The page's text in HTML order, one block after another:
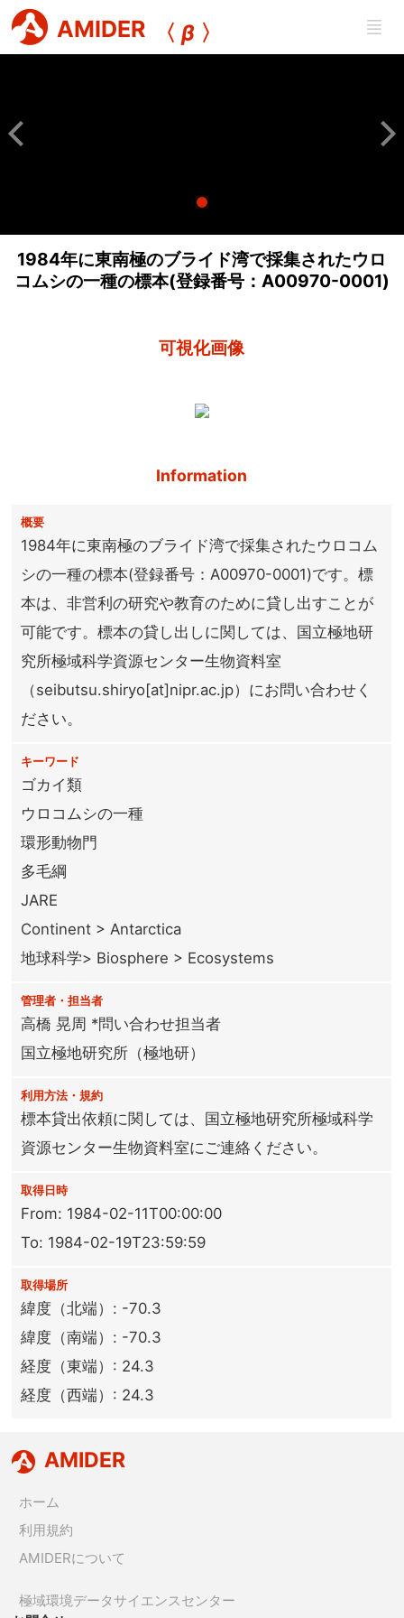
AMIDER 〈β 〉
1984年に東南極のブライド湾で採集されたウロ
コムシの一種の標本(登録番号：A00970-0001)
可視化画像
Information
概要
1984年に東南極のブライド湾で採集されたウロコム
シの一種の標本(登録番号：A00970-0001)です。標
本は、非営利の研究や教育のために貸し出すことが
可能です。標本の貸し出しに関しては、国立極地研
究所極域科学資源センター生物資料室
（seibutsu.shiryo[at]nipr.ac.jp）にお問い合わせく
ださい。
キーワード
ゴカイ類
ウロコムシの一種
環形動物門
多毛綱
JARE
Continent > Antarctica
地球科学> Biosphere > Ecosystems
管理者・担当者
高橋 晃周 *問い合わせ担当者
国立極地研究所（極地研）
利用方法・規約
標本貸出依頼に関しては、国立極地研究所極域科学
資源センター生物資料室にご連絡ください。
取得日時
From: 1984-02-11T00:00:00
To: 1984-02-19T23:59:59
取得場所
緯度（北端）: -70.3
緯度（南端）: -70.3
経度（東端）: 24.3
経度（西端）: 24.3
AMIDER
ホーム
利用規約
AMIDERについて
極域環境データサイエンスセンター